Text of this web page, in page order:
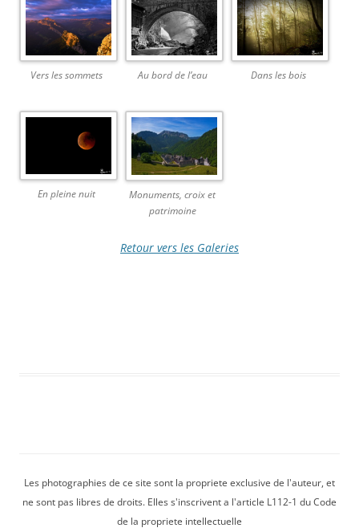
Vers les sommets Au bord de l’eau Dans les bois
En pleine nuit
Monuments, croix et
patrimoine
Retour vers les Galeries
Les photographies de ce site sont la propriete exclusive de l'auteur, et
ne sont pas libres de droits. Elles s'inscrivent a l'article L112-1 du Code
de la propriete intellectuelle